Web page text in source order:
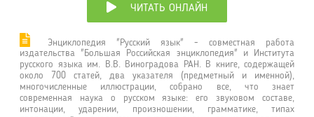
ЧИТАТЬ ОНЛАЙН
Энциклопедия "Русский язык" - совместная работа
издательства "Большая Российская энциклопедия" и Института
русского языка им. В.В. Виноградова РАН. В книге, содержащей
около 700 статей, два указателя (предметный и именной),
многочисленные иллюстрации, собрано все, что знает
современная наука о русском языке: его звуковом составе,
интонации, ударении, произношении, грамматике, типах